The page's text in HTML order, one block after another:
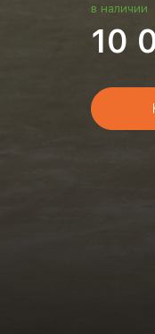
в наличии
10